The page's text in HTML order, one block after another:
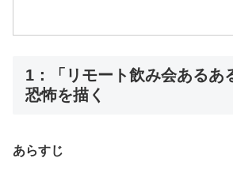
1：「リモート飲み会あるあ
恐怖を描く
あらすじ